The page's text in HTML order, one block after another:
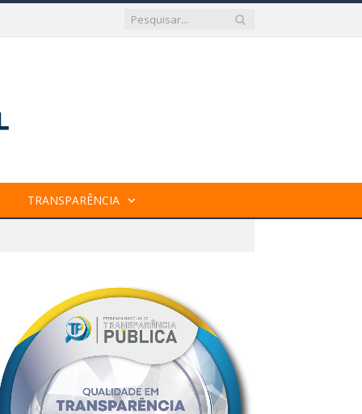
TRANSPARÊNCIA